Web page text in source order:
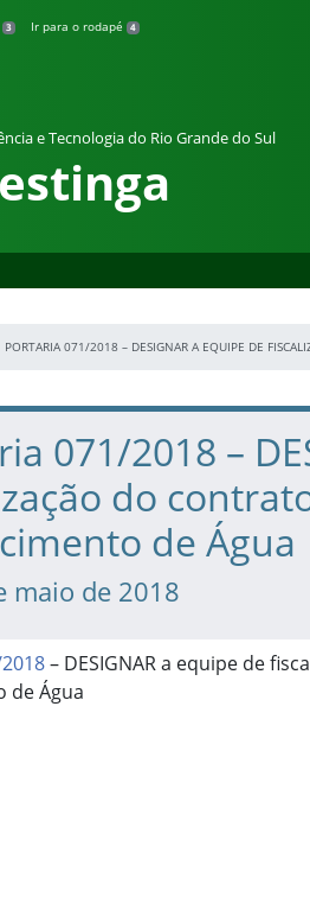
3 Ir para o rodapé 4
e Tecnologia do Rio Grande do Sul
PORTARIA 071/2018 – DESIGNAR A EQUIPE DE
071/2018 –
do
de Água
maio de 2018
– DESIGNAR a equipe de
de Água